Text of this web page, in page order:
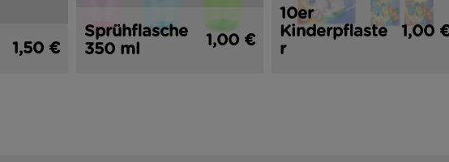
1,50 €
Sprühflasche
350 ml
1,00 €
10er
Kinderpflaste
r
1,00